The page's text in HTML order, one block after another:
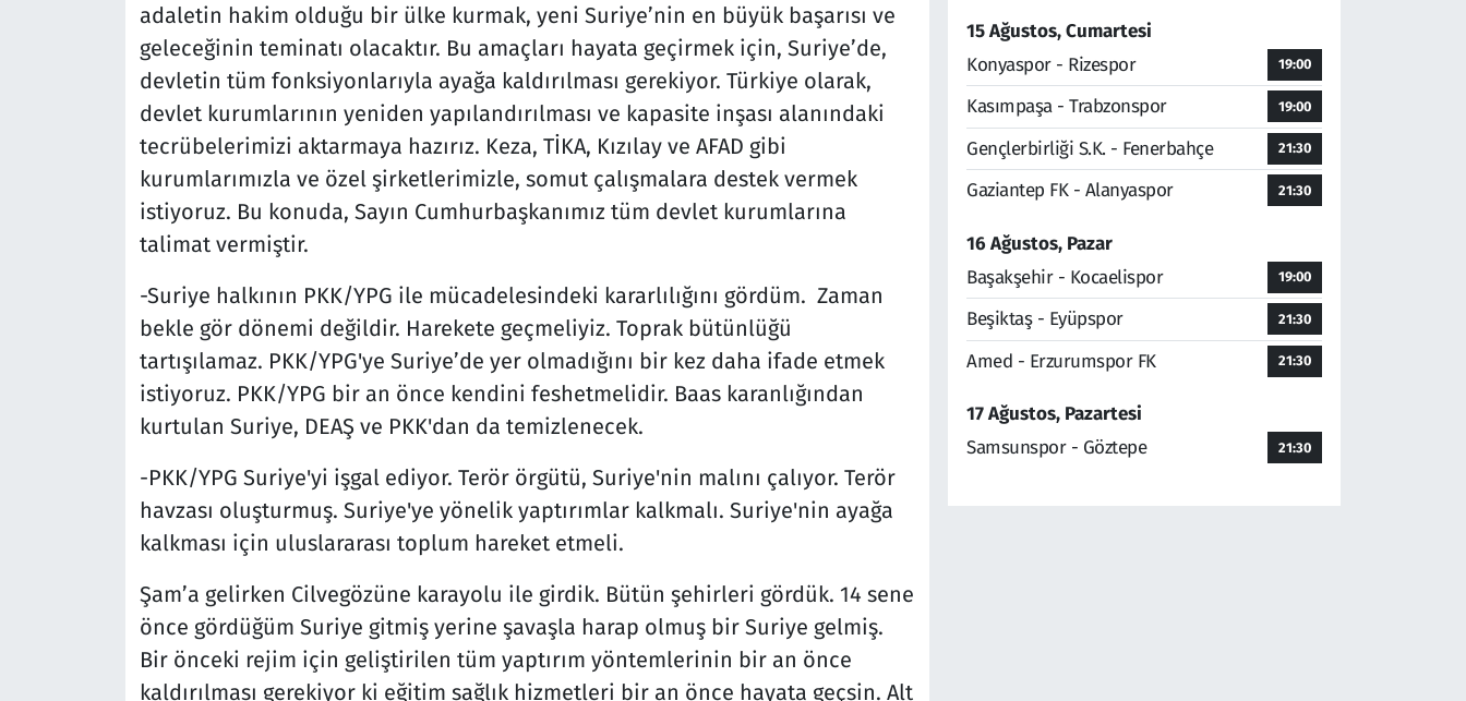
adaletin hakim olduğu bir ülke kurmak, yeni Suriye’nin en büyük başarısı ve
geleceğinin teminatı olacaktır. Bu amaçları hayata geçirmek için, Suriye’de,
devletin tüm fonksiyonlarıyla ayağa kaldırılması gerekiyor. Türkiye olarak,
devlet kurumlarının yeniden yapılandırılması ve kapasite inşası alanındaki
tecrübelerimizi aktarmaya hazırız. Keza, TİKA, Kızılay ve AFAD gibi
kurumlarımızla ve özel şirketlerimizle, somut çalışmalara destek vermek
istiyoruz. Bu konuda, Sayın Cumhurbaşkanımız tüm devlet kurumlarına
talimat vermiştir.
-Suriye halkının PKK/YPG ile mücadelesindeki kararlılığını gördüm. Zaman
bekle gör dönemi değildir. Harekete geçmeliyiz. Toprak bütünlüğü
tartışılamaz. PKK/YPG'ye Suriye’de yer olmadığını bir kez daha ifade etmek
istiyoruz. PKK/YPG bir an önce kendini feshetmelidir. Baas karanlığından
kurtulan Suriye, DEAŞ ve PKK'dan da temizlenecek.
-PKK/YPG Suriye'yi işgal ediyor. Terör örgütü, Suriye'nin malını çalıyor. Terör
havzası oluşturmuş. Suriye'ye yönelik yaptırımlar kalkmalı. Suriye'nin ayağa
kalkması için uluslararası toplum hareket etmeli.
Şam’a gelirken Cilvegözüne karayolu ile girdik. Bütün şehirleri gördük. 14 sene
önce gördüğüm Suriye gitmiş yerine şavaşla harap olmuş bir Suriye gelmiş.
Bir önceki rejim için geliştirilen tüm yaptırım yöntemlerinin bir an önce
kaldırılması gerekiyor ki eğitim sağlık hizmetleri bir an önce hayata geçsin. Alt
15 Ağustos, Cumartesi
Konyaspor - Rizespor
19:00
Kasımpaşa - Trabzonspor 19:00
Gençlerbirliği S.K. - Fenerbahçe 21:30
Gaziantep FK - Alanyaspor 21:30
16 Ağustos, Pazar
Başakşehir - Kocaelispor
19:00
Beşiktaş - Eyüpspor 21:30
Amed - Erzurumspor FK 21:30
17 Ağustos, Pazartesi
Samsunspor - Göztepe
21:30